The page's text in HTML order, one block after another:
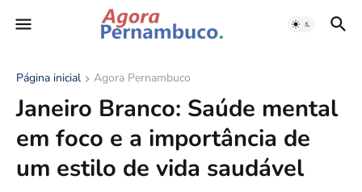
Página inicial Agora Pernambuco
Janeiro Branco: Saúde mental
em foco e a importância de
um estilo de vida saudável